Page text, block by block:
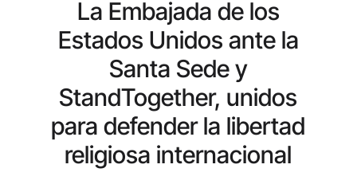
La Embajada de los
Estados Unidos ante la
Santa Sede y
StandTogether, unidos
para defender la libertad
religiosa internacional